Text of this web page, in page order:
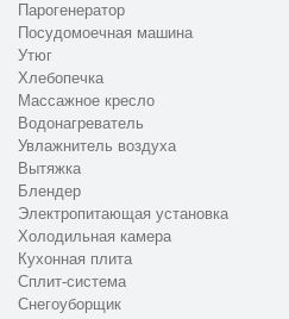
Парогенератор
Посудомоечная машина
Утюг
Хлебопечка
Массажное кресло
Водонагреватель
Увлажнитель воздуха
Вытяжка
Блендер
Электропитающая установка
Холодильная камера
Кухонная плита
Сплит-система
Снегоуборщик